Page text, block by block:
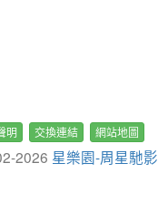
明 交換連結 網站地圖
2026 星樂園-周星馳影